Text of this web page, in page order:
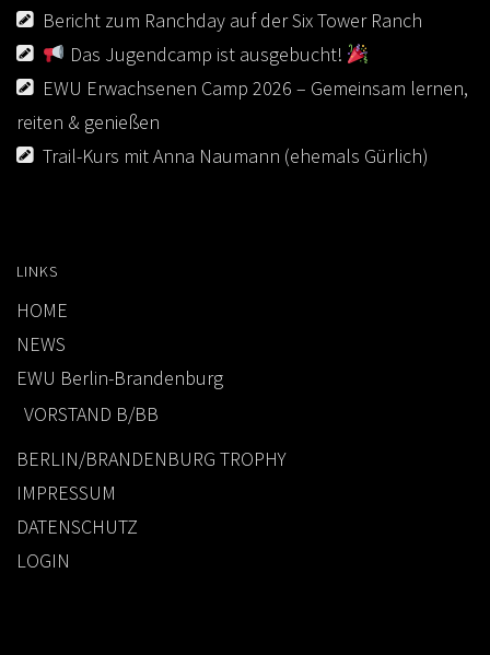
Bericht zum Ranchday auf der Six Tower Ranch
Das Jugendcamp ist ausgebucht!
EWU Erwachsenen Camp 2026 – Gemeinsam lernen,
reiten & genießen
Trail-Kurs mit Anna Naumann (ehemals Gürlich)
LINKS
HOME
NEWS
EWU Berlin-Brandenburg
VORSTAND B/BB
BERLIN/BRANDENBURG TROPHY
IMPRESSUM
DATENSCHUTZ
LOGIN